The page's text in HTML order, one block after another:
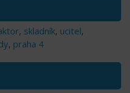
, skladník, ucitel,
, praha 4